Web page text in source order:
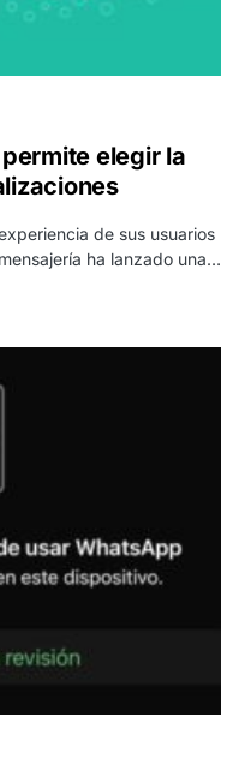
elegir la
de sus usuarios
ha lanzado una…